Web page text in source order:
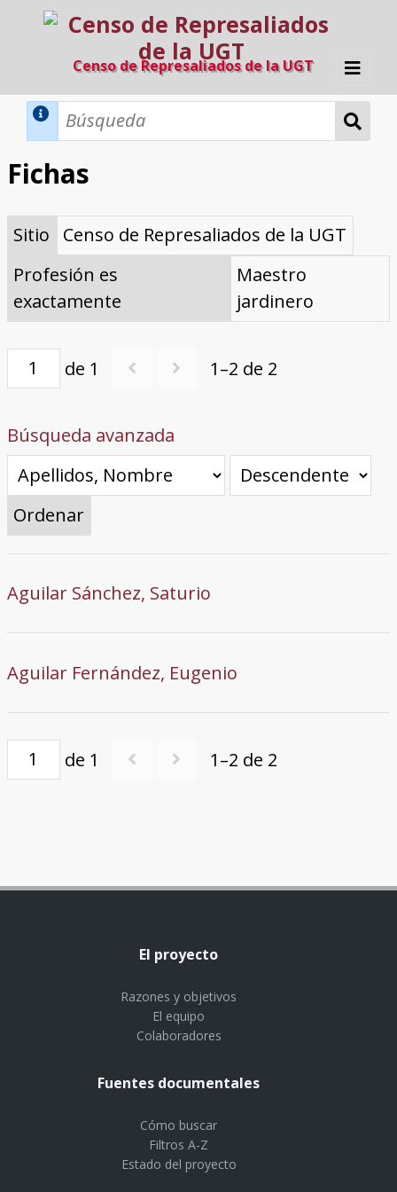
Censo de Represaliados de la UGT
Inicio
Directorio A-Z
Provincias de nacimiento
Profesión
Cárceles
Condenados a muerte
Condenados a muerte (con busca
dinámica)
Ejecutados
El proyecto
Razones y objetivos
El equipo
Colaboradores
Fuentes documentales
Fichas
Sitio
Censo de Represaliados de la UGT
Profesión es
exactamente
Maestro
jardinero
de 1 1–2 de 2
Búsqueda avanzada
Ordenar
Aguilar Sánchez, Saturio
Aguilar Fernández, Eugenio
de 1 1–2 de 2
El proyecto
Razones y objetivos
El equipo
Colaboradores
Fuentes documentales
Cómo buscar
Filtros A-Z
Estado del proyecto